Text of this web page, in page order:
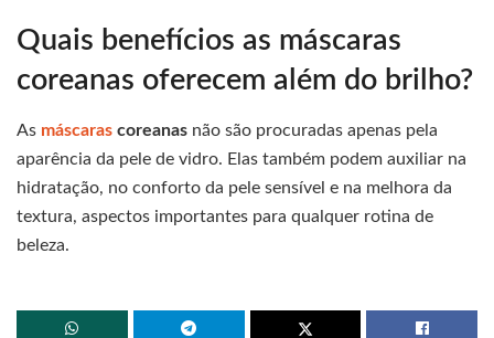
Quais benefícios as máscaras
coreanas oferecem além do brilho?
As máscaras coreanas não são procuradas apenas pela
aparência da pele de vidro. Elas também podem auxiliar na
hidratação, no conforto da pele sensível e na melhora da
textura, aspectos importantes para qualquer rotina de
beleza.